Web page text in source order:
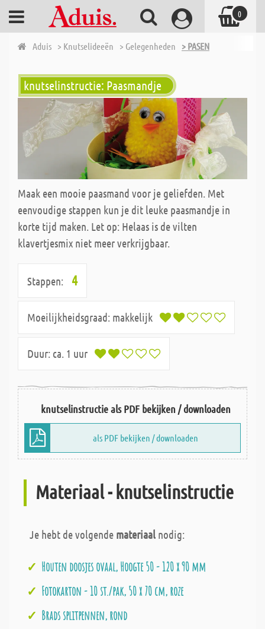
Aduis > Knutselideeën > Gelegenheden > PASEN
knutselinstructie: Paasmandje
Maak een mooie paasmand voor je geliefden. Met
eenvoudige stappen kun je dit leuke paasmandje in
korte tijd maken. Let op: Helaas is de vilten
klavertjesmix niet meer verkrijgbaar.
Stappen: 4
Moeilijkheidsgraad: makkelijk
Duur: ca. 1 uur
knutselinstructie als PDF bekijken / downloaden
als PDF bekijken / downloaden
Materiaal - knutselinstructie
Je hebt de volgende materiaal nodig:
Houten doosjes ovaal, Hoogte 50 - 120 x 90 mm
Fotokarton - 10 st./pak, 50 x 70 cm, roze
Brads splitpennen, rond
0